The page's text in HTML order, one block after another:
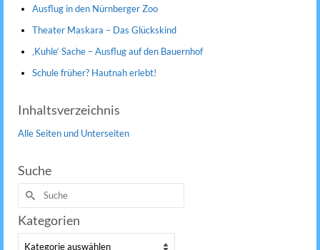
Ausflug in den Nürnberger Zoo
Theater Maskara – Das Glückskind
‚Kuhle‘ Sache – Ausflug auf den Bauernhof
Schule früher? Hautnah erlebt!
Inhaltsverzeichnis
Alle Seiten und Unterseiten
Suche
Suche
nach:
Kategorien
Kategorien